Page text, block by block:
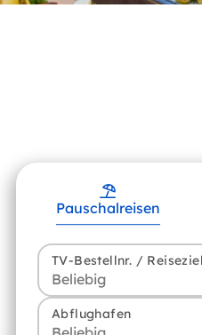
Pauschalreisen
TV-Bestellnr. /
Abflughafen